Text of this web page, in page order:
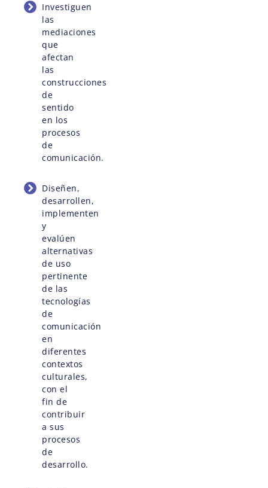
Investiguen
las
mediaciones
que
afectan
las
construcciones
de
sentido
en los
procesos
de
comunicación.
Diseñen,
desarrollen,
implementen
y
evalúen
alternativas
de uso
pertinente
de las
tecnologías
de
comunicación
en
diferentes
contextos
culturales,
con el
fin de
contribuir
a sus
procesos
de
desarrollo.